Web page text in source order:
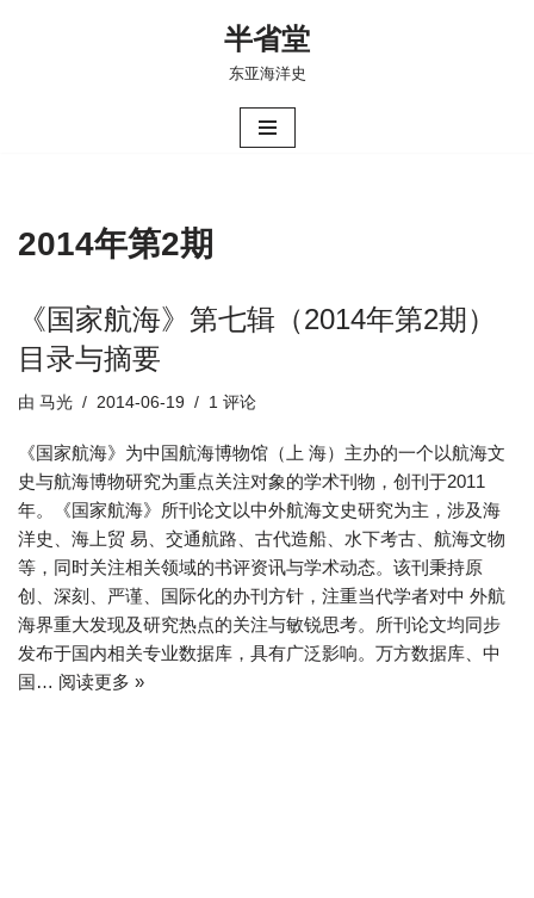
半省堂
东亚海洋史
2014年第2期
《国家航海》第七辑（2014年第2期）
目录与摘要
由 马光 2014-06-19 1 评论
《国家航海》为中国航海博物馆（上 海）主办的一个以航海文
史与航海博物研究为重点关注对象的学术刊物，创刊于2011
年。《国家航海》所刊论文以中外航海文史研究为主，涉及海
洋史、海上贸 易、交通航路、古代造船、水下考古、航海文物
等，同时关注相关领域的书评资讯与学术动态。该刊秉持原
创、深刻、严谨、国际化的办刊方针，注重当代学者对中 外航
海界重大发现及研究热点的关注与敏锐思考。所刊论文均同步
发布于国内相关专业数据库，具有广泛影响。万方数据库、中
国… 阅读更多 »